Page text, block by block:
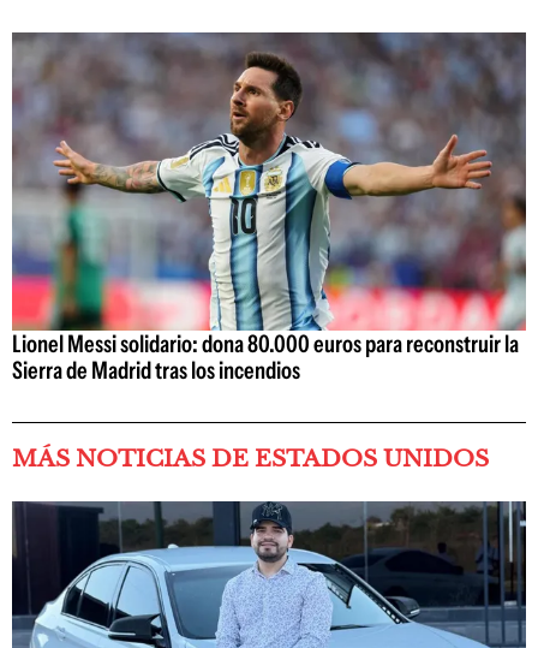
Lionel Messi solidario: dona 80.000 euros para reconstruir la
Sierra de Madrid tras los incendios
MÁS NOTICIAS DE ESTADOS UNIDOS